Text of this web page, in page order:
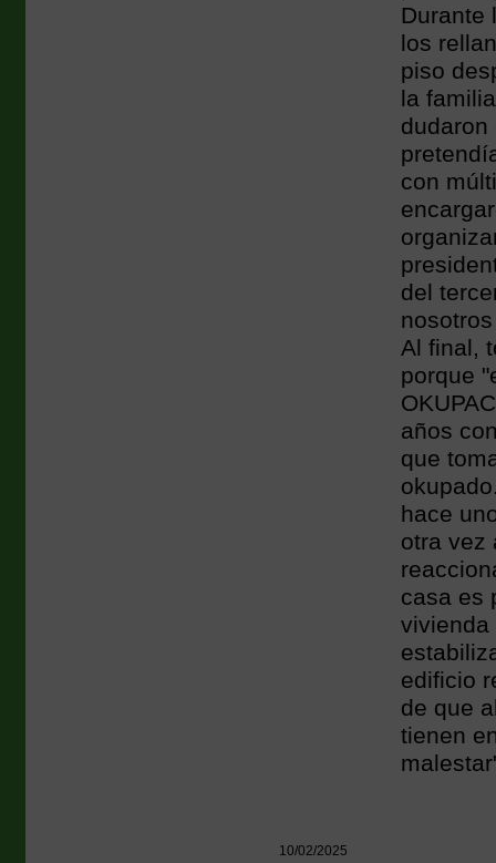
Durante
los
piso
la
con
del
Al final,
porque
años
que
hace
otra vez
casa es
vivienda
edificio
de que
tienen
10/02/2025